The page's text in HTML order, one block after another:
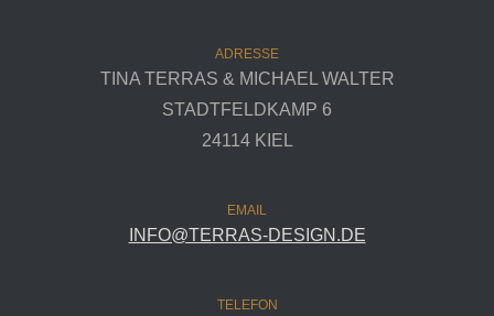
ADRESSE
TINA TERRAS & MICHAEL WALTER
STADTFELDKAMP 6
24114 KIEL
EMAIL
INFO@TERRAS-DESIGN.DE
TELEFON